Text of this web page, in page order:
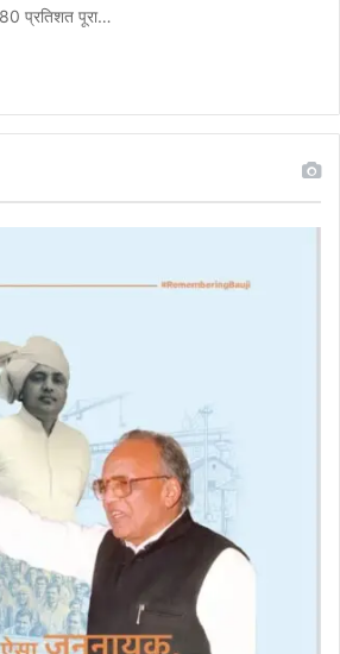
प्रतिशत पूरा…